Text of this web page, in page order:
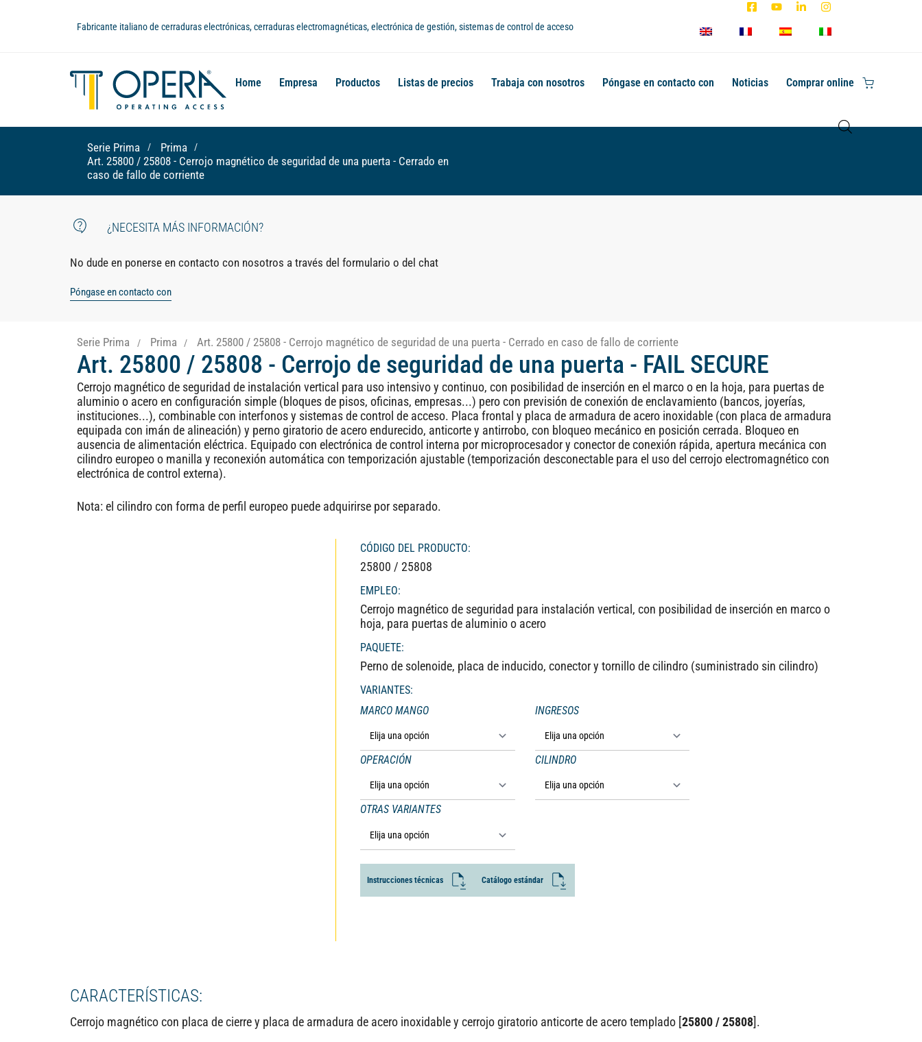
Fabricante italiano de cerraduras electrónicas, cerraduras electromagnéticas, electrónica de gestión, sistemas de control de acceso
Home Empresa Productos Listas de precios Trabaja con nosotros Póngase en contacto con Noticias Comprar online
Serie Prima
Prima
Art. 25800 / 25808 - Cerrojo magnético de seguridad de una puerta - Cerrado en
caso de fallo de corriente
¿NECESITA MÁS INFORMACIÓN?
No dude en ponerse en contacto con nosotros a través del formulario o del chat
Póngase en contacto con
Serie Prima Prima Art. 25800 / 25808 - Cerrojo magnético de seguridad de una puerta - Cerrado en caso de fallo de corriente
Art. 25800 / 25808 - Cerrojo de seguridad de una puerta - FAIL SECURE
Cerrojo magnético de seguridad de instalación vertical para uso intensivo y continuo, con posibilidad de inserción en el marco o en la hoja, para puertas de
aluminio o acero en configuración simple (bloques de pisos, oficinas, empresas...) pero con previsión de conexión de enclavamiento (bancos, joyerías,
instituciones...), combinable con interfonos y sistemas de control de acceso. Placa frontal y placa de armadura de acero inoxidable (con placa de armadura
equipada con imán de alineación) y perno giratorio de acero endurecido, anticorte y antirrobo, con bloqueo mecánico en posición cerrada. Bloqueo en
ausencia de alimentación eléctrica. Equipado con electrónica de control interna por microprocesador y conector de conexión rápida, apertura mecánica con
cilindro europeo o manilla y reconexión automática con temporización ajustable (temporización desconectable para el uso del cerrojo electromagnético con
electrónica de control externa).
Nota: el cilindro con forma de perfil europeo puede adquirirse por separado.
CÓDIGO DEL PRODUCTO:
25800 / 25808
EMPLEO:
Cerrojo magnético de seguridad para instalación vertical, con posibilidad de inserción en marco o
hoja, para puertas de aluminio o acero
PAQUETE:
Perno de solenoide, placa de inducido, conector y tornillo de cilindro (suministrado sin cilindro)
VARIANTES:
MARCO MANGO
INGRESOS
OPERACIÓN CILINDRO
OTRAS VARIANTES
Instrucciones técnicas Catálogo estándar
CARACTERÍSTICAS:
Cerrojo magnético con placa de cierre y placa de armadura de acero inoxidable y cerrojo giratorio anticorte de acero templado [25800 / 25808].